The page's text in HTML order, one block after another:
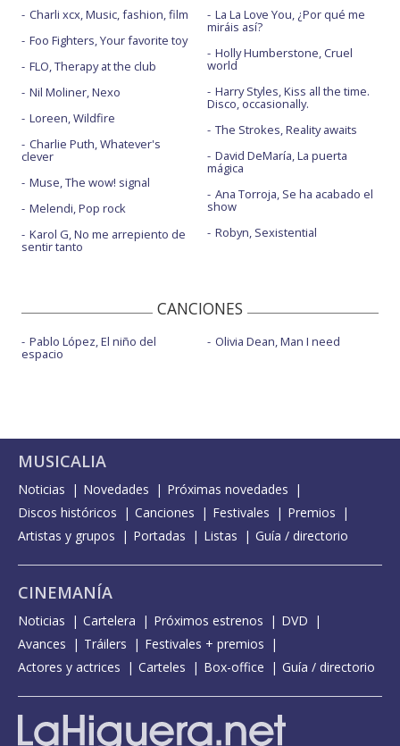
Charli xcx, Music, fashion, film
Foo Fighters, Your favorite toy
FLO, Therapy at the club
Nil Moliner, Nexo
Loreen, Wildfire
Charlie Puth, Whatever's
clever
Muse, The wow! signal
Melendi, Pop rock
Karol G, No me arrepiento de
sentir tanto
La La Love You, ¿Por qué me
miráis así?
Holly Humberstone, Cruel
world
Harry Styles, Kiss all the time.
Disco, occasionally.
The Strokes, Reality awaits
David DeMaría, La puerta
mágica
Ana Torroja, Se ha acabado el
show
Robyn, Sexistential
CANCIONES
Pablo López, El niño del
espacio
Olivia Dean, Man I need
MUSICALIA
Noticias Novedades
Próximas novedades
Discos históricos
Canciones Festivales
Premios
Artistas y grupos
Portadas Listas Guía / directorio
CINEMANÍA
Noticias Cartelera Próximos estrenos
DVD
Avances
Tráilers
Festivales + premios
Actores y actrices
Carteles Box-office Guía / directorio